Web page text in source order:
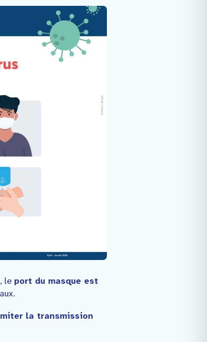
le port du masque est
la transmission